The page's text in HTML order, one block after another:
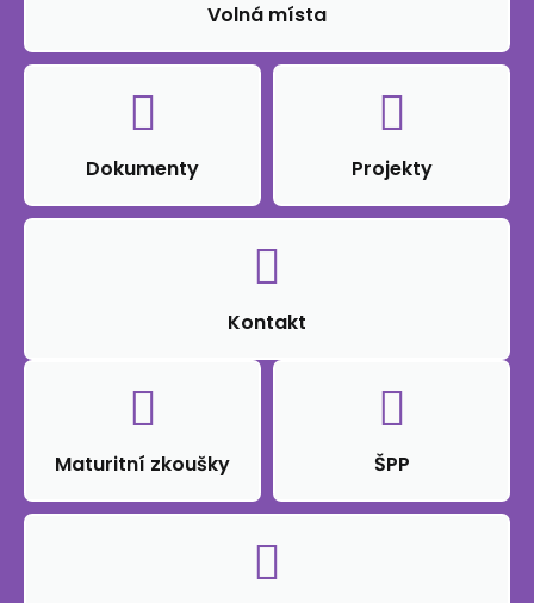
Volná místa
Dokumenty Projekty
Kontakt
Maturitní zkoušky ŠPP